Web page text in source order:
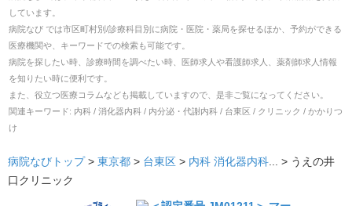
しています。
病院なび では市区町村別/診療科目別に病院・医院・薬局を探せるほか、予約ができる
医療機関や、キーワードでの検索も可能です。
病院を探したい時、診療時間を調べたい時、医師求人や看護師求人、薬剤師求人情報
を知りたい時に便利です。
また、役立つ医療コラムなども掲載していますので、是非ご覧になってください。
関連キーワード: 内科 / 消化器内科 / 内分泌・代謝内科 / 台東区 / クリニック / かかりつ
け
病院なびトップ > 東京都 > 台東区 > 内科 消化器内科... > うえの井
口クリニック